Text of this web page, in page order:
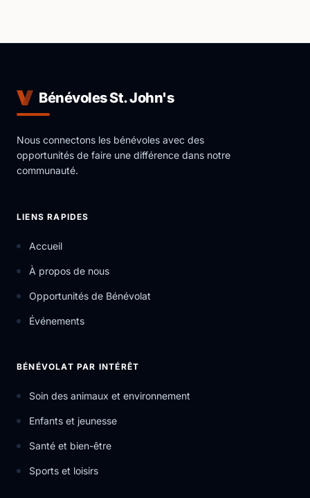
Bénévoles St. John's
Nous connectons les bénévoles avec des
opportunités de faire une différence dans notre
communauté.
LIENS RAPIDES
Accueil
À propos de nous
Opportunités de Bénévolat
Événements
BÉNÉVOLAT PAR INTÉRÊT
Soin des animaux et environnement
Enfants et jeunesse
Santé et bien-être
Sports et loisirs